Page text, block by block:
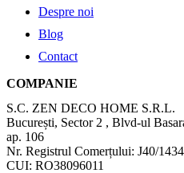
Despre noi
Blog
Contact
COMPANIE
S.C. ZEN DECO HOME S.R.L.
București, Sector 2 , Blvd-ul
ap. 106
Nr. Registrul Comerțului: J40/
CUI: RO38096011